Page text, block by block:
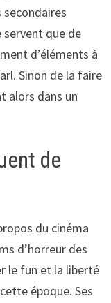
servent que de
d’éléments à
Sinon de la faire
alors dans un
de
du cinéma
d’horreur des
le fun et la liberté
époque. Ses